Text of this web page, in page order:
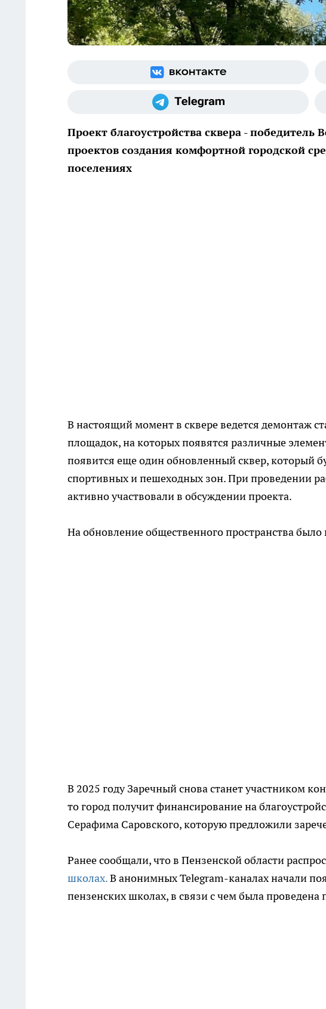
Проект благоустройства сквера - победитель
проектов создания комфортной городской
поселениях
В настоящий момент в сквере ведется демонтаж
площадок, на которых появятся различные
появится еще один обновленный сквер, который
спортивных и пешеходных зон. При проведении
активно участвовали в обсуждении проекта.
На обновление общественного пространства
В 2025 году Заречный снова станет участником
то город получит финансирование на
Серафима Саровского, которую предложили
Ранее сообщали, что в Пензенской области
школах.В анонимных Telegram-каналах начали
пензенских школах, в связи с чем была проведена